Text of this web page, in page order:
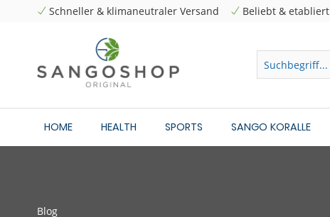
Schneller & klimaneutraler Versand Beliebt & etabliert
HOME HEALTH SPORTS SANGO KORALLE
Blog